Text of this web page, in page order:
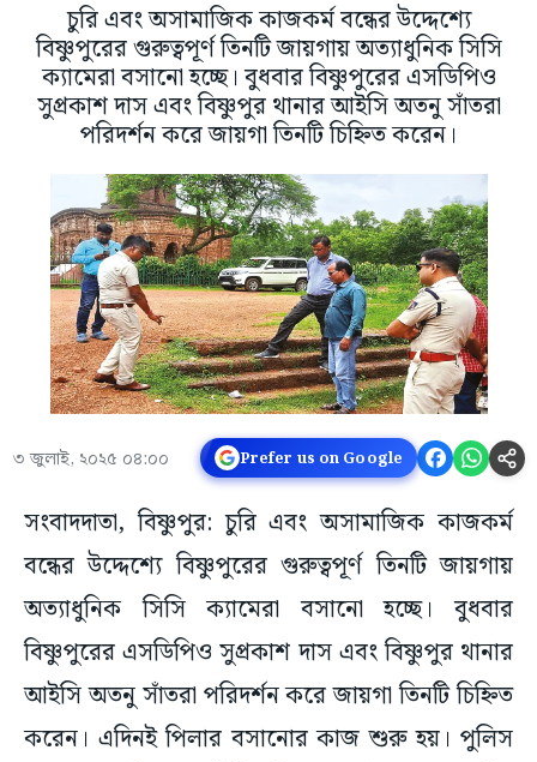
চুরি এবং অসামাজিক কাজকর্ম বন্ধের উদ্দেশ্যে
বিষ্ণুপুরের গুরুত্বপূর্ণ তিনটি জায়গায় অত্যাধুনিক সিসি
ক্যামেরা বসানো হচ্ছে। বুধবার বিষ্ণুপুরের এসডিপিও
সুপ্রকাশ দাস এবং বিষ্ণুপুর থানার আইসি অতনু সাঁতরা
পরিদর্শন করে জায়গা তিনটি চিহ্নিত করেন।
৩ জুলাই, ২০২৫ ০৪:০০ Prefer us on Google
সংবাদদাতা, বিষ্ণুপুর: চুরি এবং অসামাজিক কাজকর্ম
বন্ধের উদ্দেশ্যে বিষ্ণুপুরের গুরুত্বপূর্ণ তিনটি জায়গায়
অত্যাধুনিক সিসি ক্যামেরা বসানো হচ্ছে। বুধবার
বিষ্ণুপুরের এসডিপিও সুপ্রকাশ দাস এবং বিষ্ণুপুর থানার
আইসি অতনু সাঁতরা পরিদর্শন করে জায়গা তিনটি চিহ্নিত
করেন। এদিনই পিলার বসানোর কাজ শুরু হয়। পুলিস